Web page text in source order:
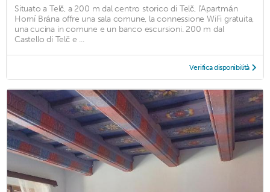
Situato a Telč, a 200 m dal centro storico di Telč, l'Apartmán
Horní Brána offre una sala comune, la connessione WiFi gratuita,
una cucina in comune e un banco escursioni. 200 m dal
Castello di Telč e ...
Verifica disponibilità